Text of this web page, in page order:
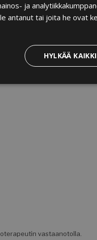
vastaanotolla.
ja
antanut tai joita he ovat
HYLKÄÄ KAIKKI
Kohdentavat